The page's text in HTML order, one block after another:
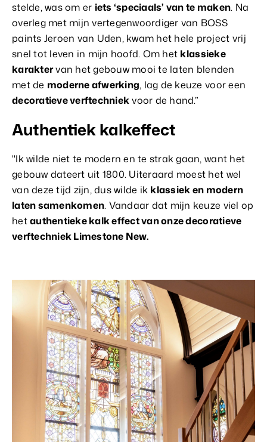
stelde, was om er iets ‘speciaals’ van te maken. Na
overleg met mijn vertegenwoordiger van BOSS
paints Jeroen van Uden, kwam het hele project vrij
snel tot leven in mijn hoofd. Om het klassieke
karaktervan het gebouw mooi te laten blenden
met de moderne afwerking, lag de keuze voor een
decoratieve verftechniekvoor de hand.”
Authentiek kalkeffect
"Ik wilde niet te modern en te strak gaan, want het
gebouw dateert uit 1800. Uiteraard moest het wel
van deze tijd zijn, dus wilde ik klassiek en modern
laten samenkomen. Vandaar dat mijn keuze viel op
hetauthentieke kalk effect van onze decoratieve
verftechniek Limestone New.